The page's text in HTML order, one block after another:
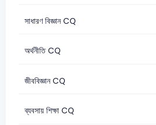
সাধারণ বিজ্ঞান CQ
অর্থনীতি CQ
জীববিজ্ঞান CQ
ব্যবসায় শিক্ষা CQ